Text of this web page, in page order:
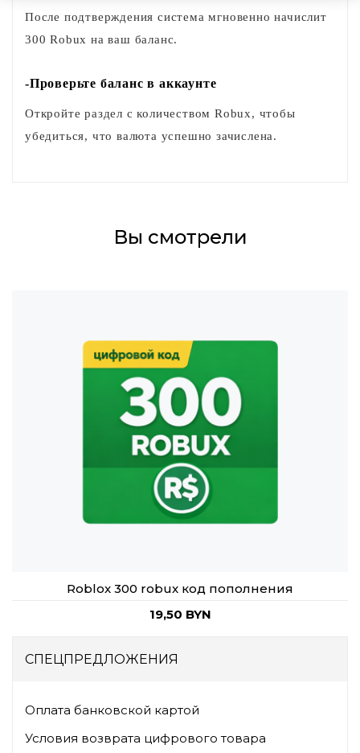
После подтверждения система мгновенно начислит
300 Robux на ваш баланс.
-Проверьте баланс в аккаунте
Откройте раздел с количеством Robux, чтобы
убедиться, что валюта успешно зачислена.
Вы смотрели
Roblox 300 robux код пополнения
19,50 BYN
СПЕЦПРЕДЛОЖЕНИЯ
Оплата банковской картой
Условия возврата цифрового товара